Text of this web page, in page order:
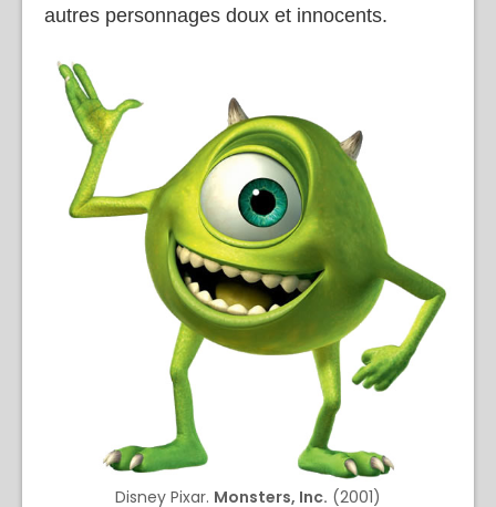
autres personnages doux et innocents.
Disney Pixar. Monsters, Inc. (2001)